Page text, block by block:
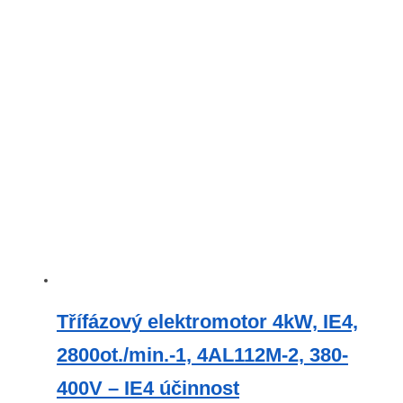
Třífázový elektromotor 4kW, IE4,
2800ot./min.-1, 4AL112M-2, 380-
400V – IE4 účinnost